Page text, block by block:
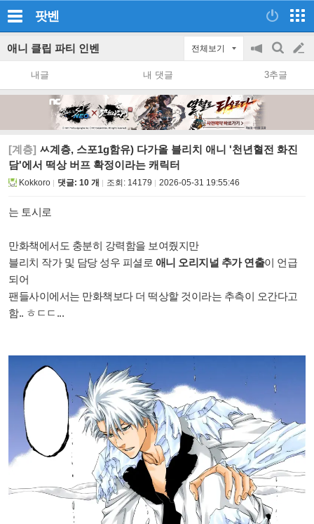
팟벤
애니 클립 파티 인벤 전체보기
공
on/off
검
색
글
쓰
내글 내 댓글 3추글
[계층] ㅆ계층, 스포1g함유) 다가올 블리치 애니 '천년혈전 화진
담'에서 떡상 버프 확정이라는 캐릭터
Kokkoro 댓글: 10 개 조회: 14179 2026-05-31 19:55:46
는 토시로
만화책에서도 충분히 강력함을 보여줬지만
블리치 작가 및 담당 성우 피셜로 애니 오리지널 추가 연출이 언급
되어
팬들사이에서는 만화책보다 더 떡상할 것이라는 추측이 오간다고
함.. ㅎㄷㄷ...